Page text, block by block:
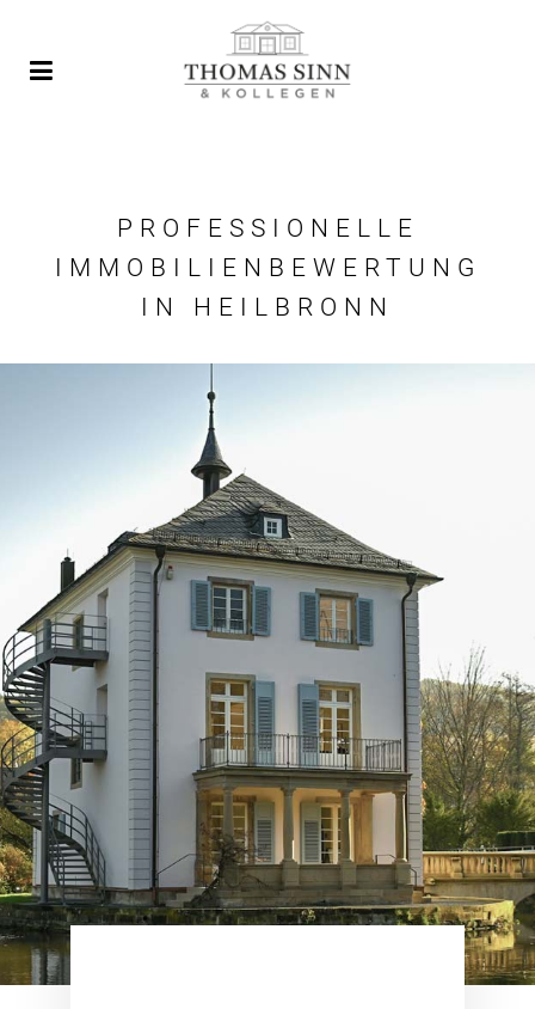
PROFESSIONELLE
IMMOBILIENBEWERTUNG
IN HEILBRONN